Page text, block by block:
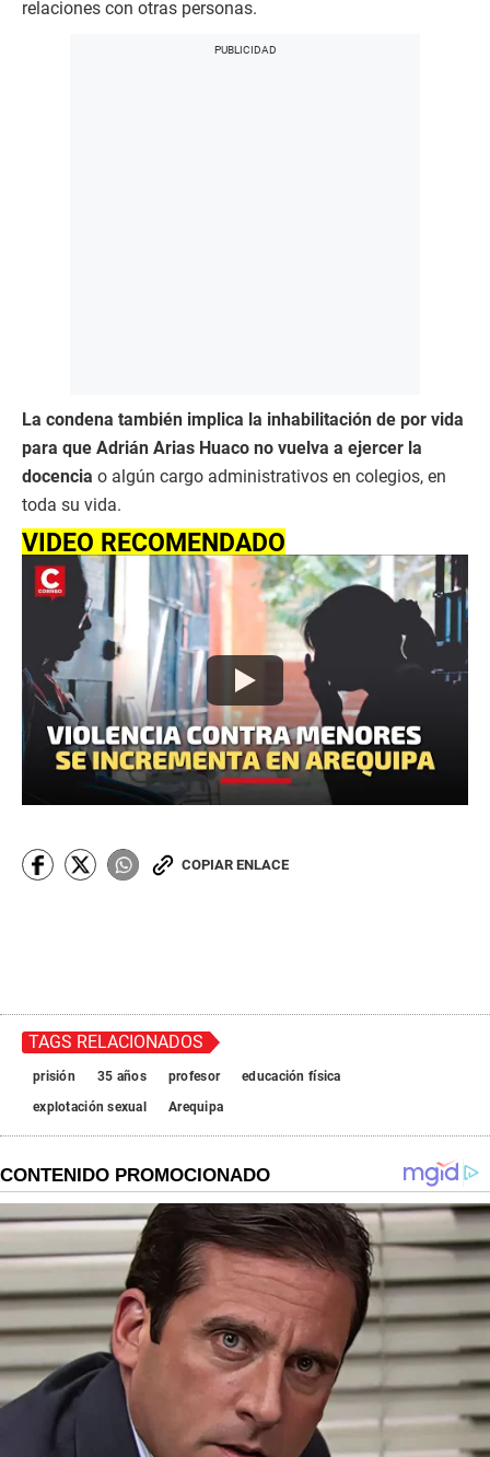
relaciones con otras personas.
La condena también implica la inhabilitación de por vida
para que Adrián Arias Huaco no vuelva a ejercer la
docencia o algún cargo administrativos en colegios, en
toda su vida.
VIDEO RECOMENDADO
COPIAR ENLACE
TAGS RELACIONADOS
prisión 35 años profesor
educación física
explotación sexual
Arequipa